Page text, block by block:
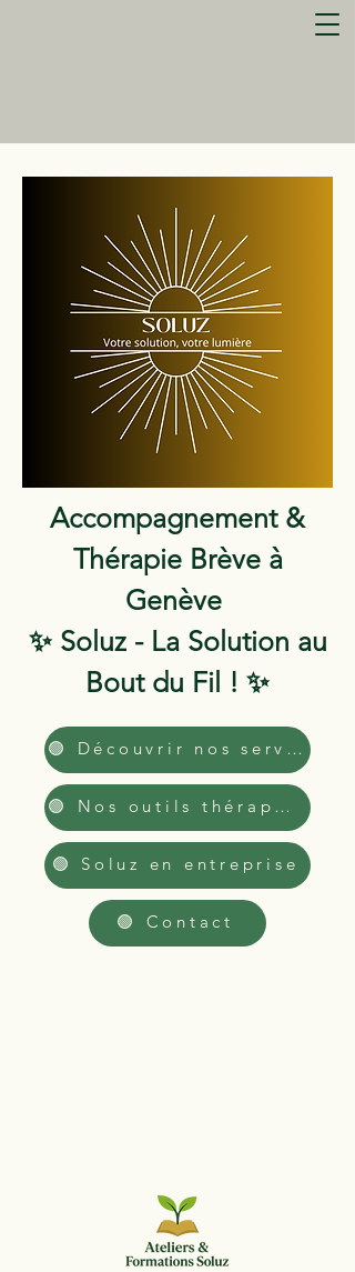
Accompagnement &
Thérapie Brève à
Genève
✨ Soluz - La Solution au
Bout du Fil ! ✨
🟢 Découvrir nos services
🟢 Nos outils thérapeutiques
🟢 Soluz en entreprise
🟢 Contact